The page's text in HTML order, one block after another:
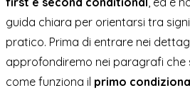
guida chiara per orientarsi tra
pratico. Prima di entrare nei
approfondiremo nei paragrafi che
come funziona il primo